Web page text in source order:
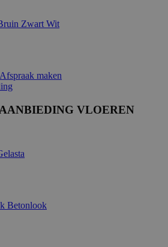
Zwart Wit
Afspraak maken
VLOEREN
Betonlook